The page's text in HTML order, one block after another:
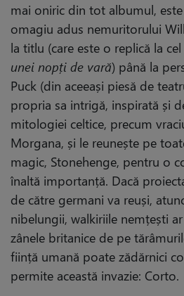
mai oniric din tot albumul,
omagiu adus nemuritorului
la titlu (care este o replică la
unei nopți de vară) până la
Puck (din aceeași piesă de
propria sa intrigă, inspirată și
mitologiei celtice, precum
Morgana, și le reunește pe
magic, Stonehenge, pentru o
înaltă importanță. Dacă
de către germani va reuși,
nibelungii, walkiriile nemțești
zânele britanice de pe
ființă umană poate zădărnici
permite această invazie: Corto.